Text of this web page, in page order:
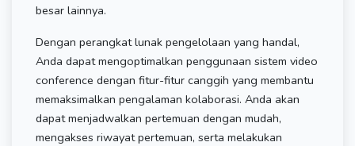
besar lainnya.
Dengan perangkat lunak pengelolaan yang handal,
Anda dapat mengoptimalkan penggunaan sistem video
conference dengan fitur-fitur canggih yang membantu
memaksimalkan pengalaman kolaborasi. Anda akan
dapat menjadwalkan pertemuan dengan mudah,
mengakses riwayat pertemuan, serta melakukan